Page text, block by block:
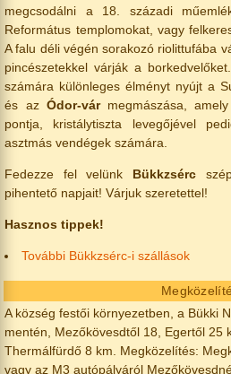
megcsodálni a 18. századi
Református templomokat, vagy
A falu déli végén sorakozó riolittufába
pincészetekkel várják a
számára különleges élményt nyújt a
és az Ódor-vármegmászása,
pontja, kristálytiszta levegőjével
asztmás vendégek számára.
Fedezze fel velünk Bükkzsérc
pihentető napjait! Várjuk szeretettel!
Hasznos tippek!
További Bükkzsérc-i szállások
A község festői környezetben, a Bükki
mentén, Mezőkövesdtől 18, Egertől 25
Thermálfürdő 8 km. Megközelítés:
vagy az M3 autópályáról